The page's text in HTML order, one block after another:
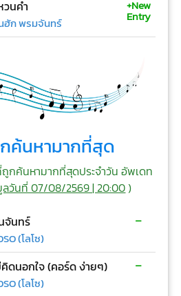
วนคำ
ฮัก พรมจันทร์
+New
Entry
ค้นหามากที่สุด
กค้นหามากที่สุดประจำวัน อัพเดท
วันที่ 07/08/2569 | 20:00)
จันทร์
(โลโซ)
-
คิดนอกใจ (คอร์ด ง่ายๆ)
(โลโซ)
-